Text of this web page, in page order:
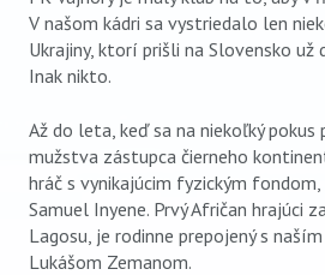
V našom kádri sa vystriedalo len
Ukrajiny, ktorí prišli na Slovensko už
Inak nikto.
Až do leta, keď sa na niekoľký pokus
mužstva zástupca čierneho
hráč s vynikajúcim fyzickým fondom,
Samuel Inyene. Prvý Afričan hrajúci
Lagosu, je rodinne prepojený s
Lukášom Zemanom.